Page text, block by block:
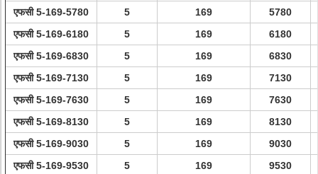
एफसी 5-169-5780 5 169
5780
एफसी 5-169-6180
5 169
6180
एफसी 5-169-6830
5 169
6830
एफसी 5-169-7130
5 169
7130
एफसी 5-169-7630
5 169
7630
एफसी 5-169-8130
5 169
8130
एफसी 5-169-9030
5 169
9030
एफसी 5-169-9530
5 169
9530